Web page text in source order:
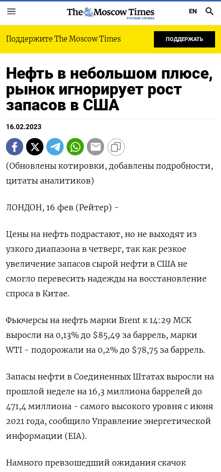
РУССКАЯ СЛУЖБА
EN
Поддержите The Moscow Times ПОДДЕРЖАТЬ
Нефть в небольшом плюсе,
рынок игнорирует рост
запасов в США
16.02.2023
(Обновлены котировки, добавлены подробности,
цитаты аналитиков)
ЛОНДОН, 16 фев (Рейтер) -
Цены на нефть подрастают, но не выходят из
узкого диапазона в четверг, так как резкое
увеличение запасов сырой нефти в США не
смогло перевесить надежды на восстановление
спроса в Китае.
Фьючерсы на нефть марки Brent к 14:29 МСК
выросли на 0,13% до $85,49 за баррель, марки
WTI - подорожали на 0,2% до $78,75 за баррель.
Запасы нефти в Соединенных Штатах выросли на
прошлой неделе на 16,3 миллиона баррелей до
471,4 миллиона - самого высокого уровня с июня
2021 года, сообщило Управление энергетической
информации (EIA).
Намного превзошедший ожидания скачок